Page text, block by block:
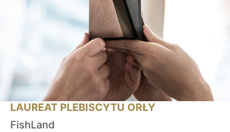
LAUREAT PLEBISCYTU ORŁY
FishLand